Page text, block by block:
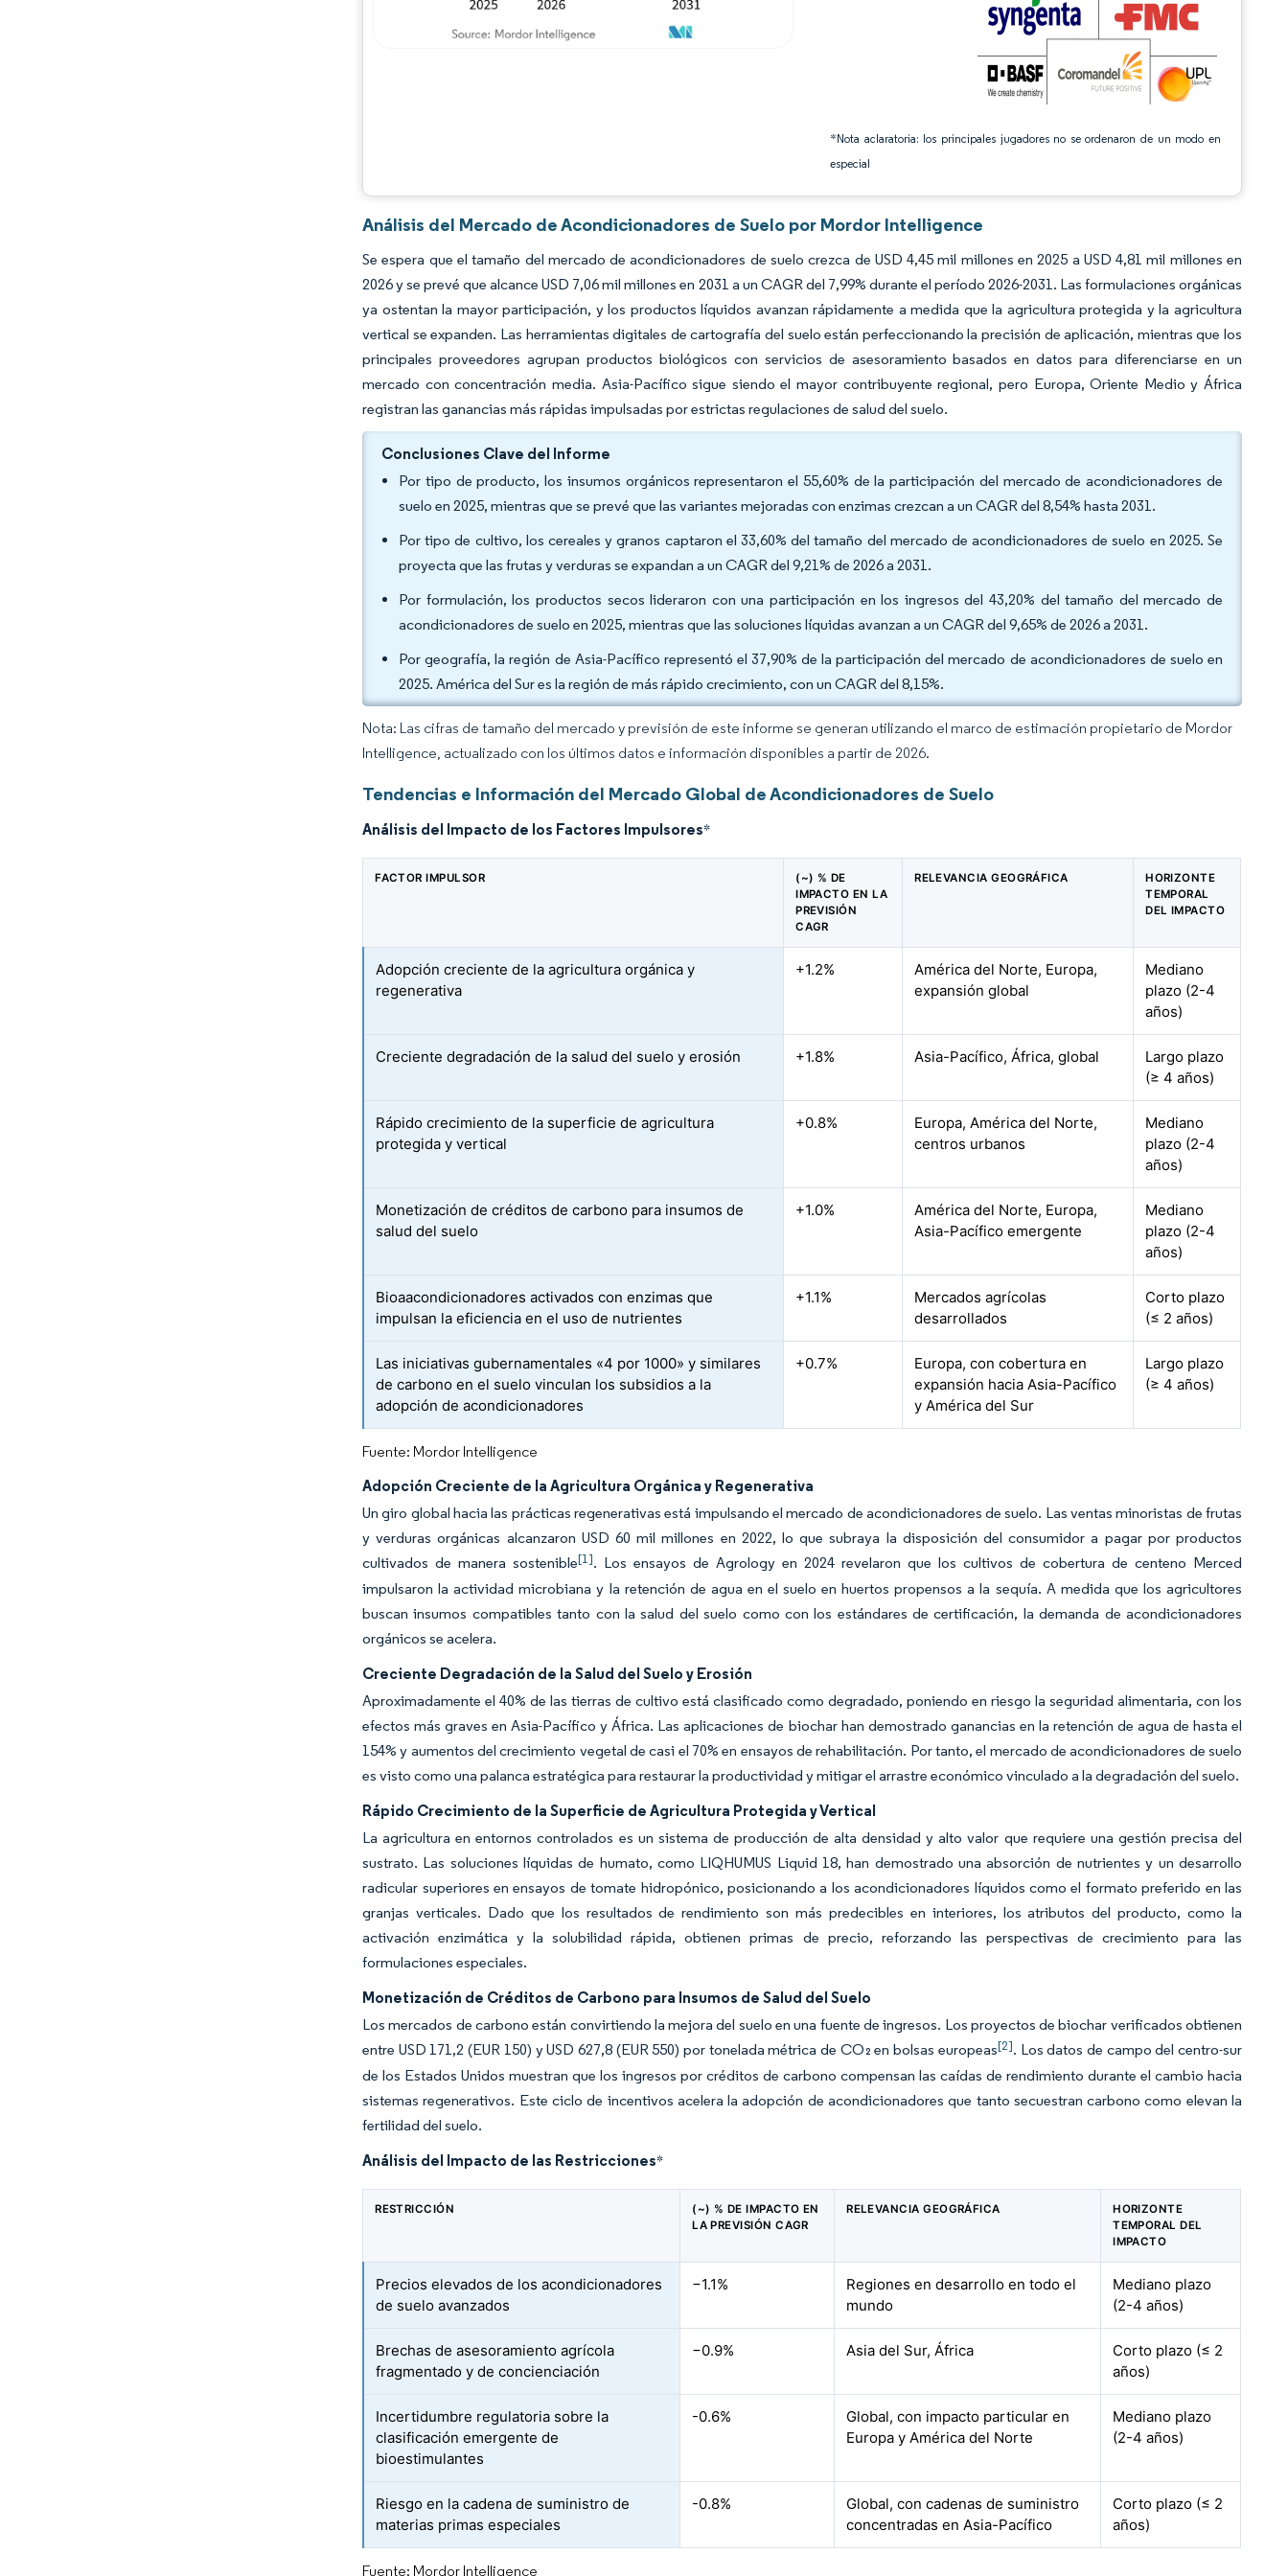
*Nota aclaratoria: los principales jugadores no se ordenaron de un modo en
especial
Análisis del Mercado de Acondicionadores de Suelo por Mordor Intelligence
Se espera que el tamaño del mercado de acondicionadores de suelo crezca de USD 4,45 mil millones en 2025 a USD 4,81 mil millones en
2026 y se prevé que alcance USD 7,06 mil millones en 2031 a un CAGR del 7,99% durante el período 2026-2031. Las formulaciones orgánicas
ya ostentan la mayor participación, y los productos líquidos avanzan rápidamente a medida que la agricultura protegida y la agricultura
vertical se expanden. Las herramientas digitales de cartografía del suelo están perfeccionando la precisión de aplicación, mientras que los
principales proveedores agrupan productos biológicos con servicios de asesoramiento basados en datos para diferenciarse en un
mercado con concentración media. Asia-Pacífico sigue siendo el mayor contribuyente regional, pero Europa, Oriente Medio y África
registran las ganancias más rápidas impulsadas por estrictas regulaciones de salud del suelo.
Conclusiones Clave del Informe
Por tipo de producto, los insumos orgánicos representaron el 55,60% de la participación del mercado de acondicionadores de
suelo en 2025, mientras que se prevé que las variantes mejoradas con enzimas crezcan a un CAGR del 8,54% hasta 2031.
Por tipo de cultivo, los cereales y granos captaron el 33,60% del tamaño del mercado de acondicionadores de suelo en 2025. Se
proyecta que las frutas y verduras se expandan a un CAGR del 9,21% de 2026 a 2031.
Por formulación, los productos secos lideraron con una participación en los ingresos del 43,20% del tamaño del mercado de
acondicionadores de suelo en 2025, mientras que las soluciones líquidas avanzan a un CAGR del 9,65% de 2026 a 2031.
Por geografía, la región de Asia-Pacífico representó el 37,90% de la participación del mercado de acondicionadores de suelo en
2025. América del Sur es la región de más rápido crecimiento, con un CAGR del 8,15%.
Nota: Las cifras de tamaño del mercado y previsión de este informe se generan utilizando el marco de estimación propietario de Mordor
Intelligence, actualizado con los últimos datos e información disponibles a partir de 2026.
Tendencias e Información del Mercado Global de Acondicionadores de Suelo
Análisis del Impacto de los Factores Impulsores*
FACTOR IMPULSOR
(~) % DE
IMPACTO EN LA
PREVISIÓN
CAGR
RELEVANCIA GEOGRÁFICA
HORIZONTE
TEMPORAL
DEL IMPACTO
Adopción creciente de la agricultura orgánica y
regenerativa
+1.2%
América del Norte, Europa,
expansión global
Mediano
plazo (2-4
años)
Creciente degradación de la salud del suelo y erosión +1.8% Asia-Pacífico, África, global
Largo plazo
(≥ 4 años)
Rápido crecimiento de la superficie de agricultura
protegida y vertical
+0.8%
Europa, América del Norte,
centros urbanos
Mediano
plazo (2-4
años)
Monetización de créditos de carbono para insumos de
salud del suelo
+1.0%
América del Norte, Europa,
Asia-Pacífico emergente
Mediano
plazo (2-4
años)
Bioaacondicionadores activados con enzimas que
impulsan la eficiencia en el uso de nutrientes
+1.1%
Mercados agrícolas
desarrollados
Corto plazo
(≤ 2 años)
Las iniciativas gubernamentales «4 por 1000» y similares
de carbono en el suelo vinculan los subsidios a la
adopción de acondicionadores
+0.7%
Europa, con cobertura en
expansión hacia Asia-Pacífico
y América del Sur
Largo plazo
(≥ 4 años)
Fuente: Mordor Intelligence
Adopción Creciente de la Agricultura Orgánica y Regenerativa
Un giro global hacia las prácticas regenerativas está impulsando el mercado de acondicionadores de suelo. Las ventas minoristas de frutas
y verduras orgánicas alcanzaron USD 60 mil millones en 2022, lo que subraya la disposición del consumidor a pagar por productos
cultivados de manera sostenible[1]. Los ensayos de Agrology en 2024 revelaron que los cultivos de cobertura de centeno Merced
impulsaron la actividad microbiana y la retención de agua en el suelo en huertos propensos a la sequía. A medida que los agricultores
buscan insumos compatibles tanto con la salud del suelo como con los estándares de certificación, la demanda de acondicionadores
orgánicos se acelera.
Creciente Degradación de la Salud del Suelo y Erosión
Aproximadamente el 40% de las tierras de cultivo está clasificado como degradado, poniendo en riesgo la seguridad alimentaria, con los
efectos más graves en Asia-Pacífico y África. Las aplicaciones de biochar han demostrado ganancias en la retención de agua de hasta el
154% y aumentos del crecimiento vegetal de casi el 70% en ensayos de rehabilitación. Por tanto, el mercado de acondicionadores de suelo
es visto como una palanca estratégica para restaurar la productividad y mitigar el arrastre económico vinculado a la degradación del suelo.
Rápido Crecimiento de la Superficie de Agricultura Protegida y Vertical
La agricultura en entornos controlados es un sistema de producción de alta densidad y alto valor que requiere una gestión precisa del
sustrato. Las soluciones líquidas de humato, como LIQHUMUS Liquid 18, han demostrado una absorción de nutrientes y un desarrollo
radicular superiores en ensayos de tomate hidropónico, posicionando a los acondicionadores líquidos como el formato preferido en las
granjas verticales. Dado que los resultados de rendimiento son más predecibles en interiores, los atributos del producto, como la
activación enzimática y la solubilidad rápida, obtienen primas de precio, reforzando las perspectivas de crecimiento para las
formulaciones especiales.
Monetización de Créditos de Carbono para Insumos de Salud del Suelo
Los mercados de carbono están convirtiendo la mejora del suelo en una fuente de ingresos. Los proyectos de biochar verificados obtienen
entre USD 171,2 (EUR 150) y USD 627,8 (EUR 550) por tonelada métrica de CO₂ en bolsas europeas[2]. Los datos de campo del centro-sur
de los Estados Unidos muestran que los ingresos por créditos de carbono compensan las caídas de rendimiento durante el cambio hacia
sistemas regenerativos. Este ciclo de incentivos acelera la adopción de acondicionadores que tanto secuestran carbono como elevan la
fertilidad del suelo.
Análisis del Impacto de las Restricciones*
RESTRICCIÓN
(~) % DE IMPACTO EN
LA PREVISIÓN CAGR
RELEVANCIA GEOGRÁFICA
HORIZONTE
TEMPORAL DEL
IMPACTO
Precios elevados de los acondicionadores
de suelo avanzados
−1.1%
Regiones en desarrollo en todo el
mundo
Mediano plazo
(2-4 años)
Brechas de asesoramiento agrícola
fragmentado y de concienciación
−0.9% Asia del Sur, África
Corto plazo (≤ 2
años)
Incertidumbre regulatoria sobre la
clasificación emergente de
bioestimulantes
-0.6%
Global, con impacto particular en
Europa y América del Norte
Mediano plazo
(2-4 años)
Riesgo en la cadena de suministro de
materias primas especiales
-0.8%
Global, con cadenas de suministro
concentradas en Asia-Pacífico
Corto plazo (≤ 2
años)
Fuente: Mordor Intelligence